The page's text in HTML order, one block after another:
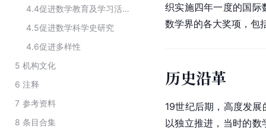
4.4
促进数学教育及学习活动
4.5促进数学科学史研究
4.6促进多样性
5 机构文化
6 注释
7 参考资料
8 条目合集
织实施四年一度的国际
数学界的各大奖项，包
历史沿革
19世纪后期，高度发
以独立推进，当时的